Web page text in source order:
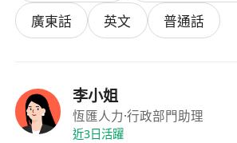
廣東話 英文 普通話
李小姐
恆匯人力·行政部門助理
近3日活躍